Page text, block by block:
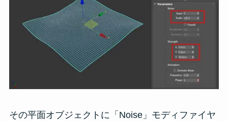
その平面オブジェクトに「Noise」モディファイヤ